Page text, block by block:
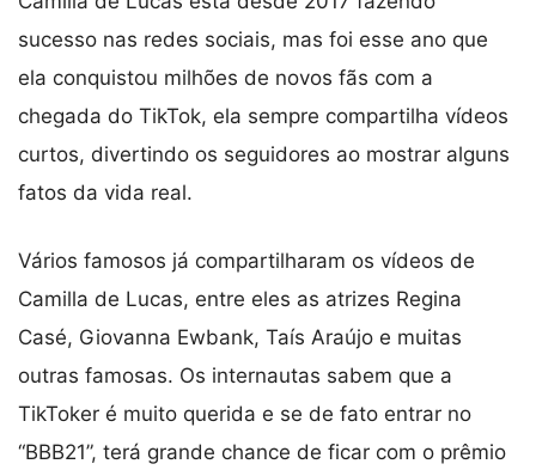
sucesso nas redes sociais, mas foi esse ano que
ela conquistou milhões de novos fãs com a
chegada do TikTok, ela sempre compartilha vídeos
curtos, divertindo os seguidores ao mostrar alguns
fatos da vida real.
Vários famosos já compartilharam os vídeos de
Camilla de Lucas, entre eles as atrizes Regina
Casé, Giovanna Ewbank, Taís Araújo e muitas
outras famosas. Os internautas sabem que a
TikToker é muito querida e se de fato entrar no
“BBB21”, terá grande chance de ficar com o prêmio